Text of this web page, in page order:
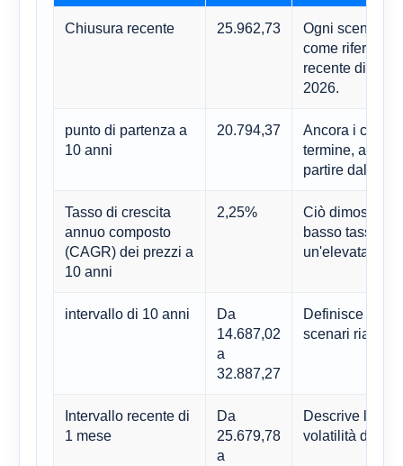
Chiusura recente 25.962,73
Ogni scenario
come
recente di
2026.
punto di partenza a
10 anni
20.794,37
Ancora i
termine,
partire
Tasso di crescita
annuo composto
(CAGR) dei prezzi a
10 anni
2,25%
Ciò dimostra
basso tasso di
un'elevata
intervallo di 10 anni
Da
14.687,02
a
32.887,27
Definisce limiti
scenari rialzisti
Intervallo recente di
1 mese
Da
25.679,78
a
Descrive
volatilità del